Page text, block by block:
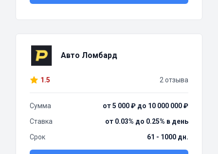
Авто Ломбард
1.5 2 отзыва
Сумма
от 5 000 ₽ до 10 000 000 ₽
Ставка
от 0.03% до 0.25% в день
Срок
61 - 1000 дн.